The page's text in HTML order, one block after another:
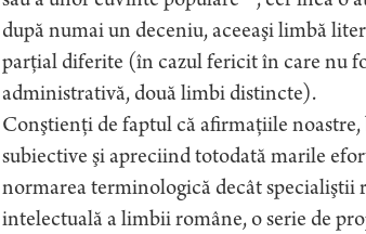
după numai un deceniu, aceeaşi limbă
parţial diferite (în cazul fericit în care nu
administrativă, două limbi distincte).
Conştienţi de faptul că afirmaţiile
subiective şi apreciind totodată marile
normarea terminologică decât specialiştii
intelectuală a limbii române, o serie de